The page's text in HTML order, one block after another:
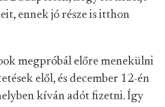
ennek jó része is itthon
megpróbál előre menekülni
elől, és december 12-én
kíván adót fizetni. Így